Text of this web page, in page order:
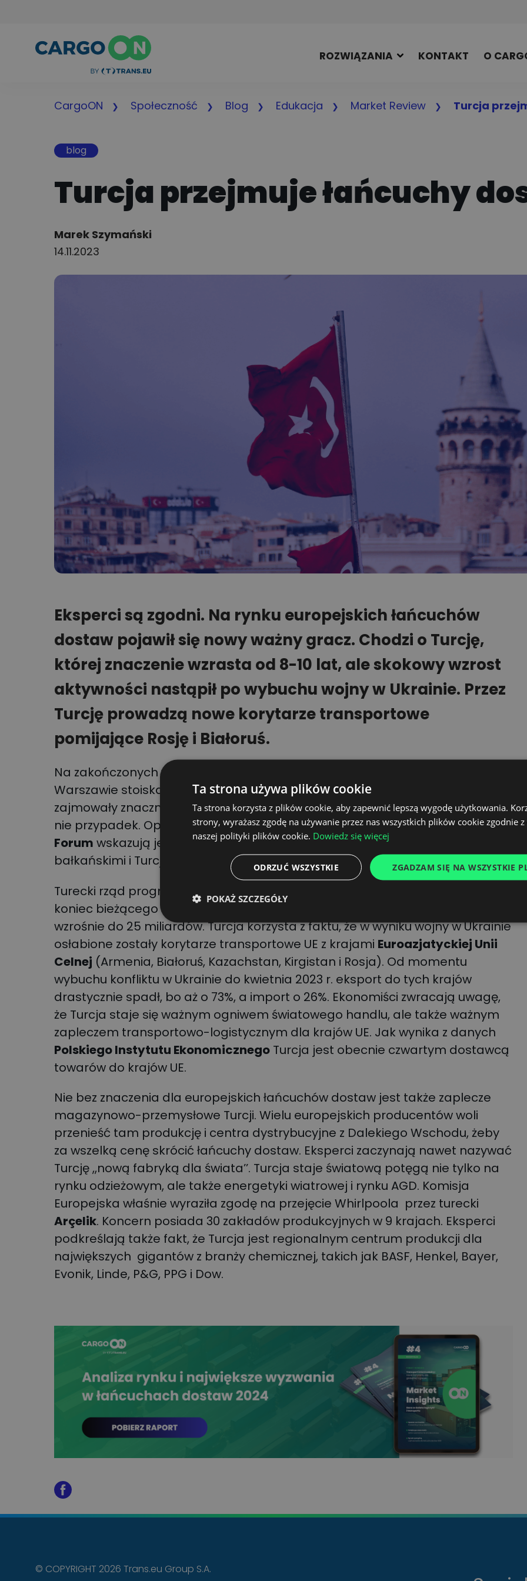
ROZWIĄZANIA KONTAKT O
CargoON Społeczność Blog Edukacja Market Review Turcja
blog
Turcja przejmuje łańcuchy
Author:
Marek Szymański
14.11.2023
Eksperci są zgodni. Na rynku europejskich łańcuchów
dostaw pojawił się nowy ważny gracz. Chodzi o Turcję,
której znaczenie wzrasta od 8-10 lat, ale skokowy wzrost
aktywności nastąpił po wybuchu wojny w Ukrainie. Przez
Turcję prowadzą nowe korytarze transportowe
pomijające Rosję i Białoruś.
Na zakończonych właśnie międzynarodowych targach
Warszawie stoiska tureckich operatorów logistycznych i przewoźników
zajmowały znaczną część ekspozycji. Analitycy rynku zwracają uwagę, że to
nie przypadek. Opublikowane niedawno daneInternational Transport
Forum wskazują jednoznacznie, że handel między Unią Europejską a krajami
bałkańskimi i Turcją wzrósł na początku 2023 r. aż o 40%.
Turecki rząd prognozuje, że sektor transportowo-logistyczny przyniesie na
koniec bieżącego roku 20 miliardów dolarów przychodu, a w przyszłym
wzrośnie do 25 miliardów. Turcja korzysta z faktu, że w wyniku wojny w Ukrainie
osłabione zostały korytarze transportowe UE z krajami Euroazjatyckiej Unii
Celnej (Armenia, Białoruś, Kazachstan, Kirgistan i Rosja). Od momentu
wybuchu konfliktu w Ukrainie do kwietnia 2023 r. eksport do tych krajów
drastycznie spadł, bo aż o 73%, a import o 26%. Ekonomiści zwracają uwagę,
że Turcja staje się ważnym ogniwem światowego handlu, ale także ważnym
zapleczem transportowo-logistycznym dla krajów UE. Jak wynika z danych
Polskiego Instytutu Ekonomicznego Turcja jest obecnie czwartym dostawcą
towarów do krajów UE.
Nie bez znaczenia dla europejskich łańcuchów dostaw jest także zaplecze
magazynowo-przemysłowe Turcji. Wielu europejskich producentów woli
przenieść tam produkcję i centra dystrybucyjne z Dalekiego Wschodu, żeby
za wszelką cenę skrócić łańcuchy dostaw. Eksperci zaczynają nawet nazywać
Turcję ,,nową fabryką dla świata’’. Turcja staje światową potęgą nie tylko na
rynku odzieżowym, ale także energetyki wiatrowej i rynku AGD. Komisja
Europejska właśnie wyraziła zgodę na przejęcie Whirlpoola przez turecki
Arçelik. Koncern posiada 30 zakładów produkcyjnych w 9 krajach. Eksperci
podkreślają także fakt, że Turcja jest regionalnym centrum produkcji dla
największych gigantów z branży chemicznej, takich jak BASF, Henkel, Bayer,
Evonik, Linde, P&G, PPG i Dow.
© COPYRIGHT 2026 Trans.eu Group S.A.
Ta strona używa plików cookie
Ta strona korzysta z plików cookie, aby zapewnić lepszą wygodę użytkowania.
strony, wyrażasz zgodę na używanie przez nas wszystkich plików cookie zgodnie
naszej polityki plików cookie. Dowiedz się więcej
ZGADZAM SIĘ NA WSZYSTKIE
ODRZUĆ WSZYSTKIE
POKAŻ SZCZEGÓŁY